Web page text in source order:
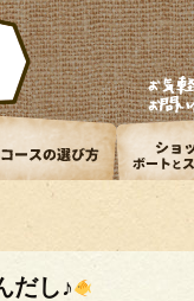
だし♪